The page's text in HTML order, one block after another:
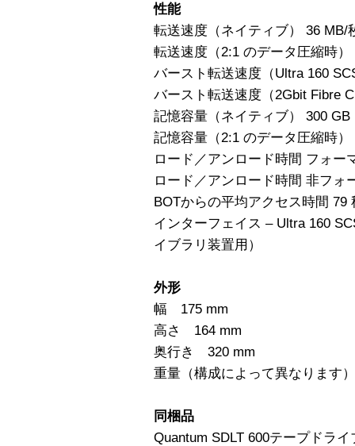
性能
転送速度（ネイティブ） 36 MB/
転送速度（2:1 のデータ圧縮時）
バースト転送速度（Ultra 160
バースト転送速度（2Gbit Fibre
記憶容量（ネイティブ） 300 GB
記憶容量（2:1 のデータ圧縮時）
ロード／アンロード時間 フォー
ロード／アンロード時間 非フォ
BOTからの平均アクセス時間 79
インターフェイス – Ultra 160
イブラリ装置用）
外形
幅 175 mm
高さ 164 mm
奥行き 320 mm
重量（構成によって異なります
同梱品
Quantum SDLT 600テープドラ